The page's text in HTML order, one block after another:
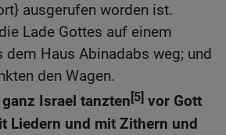
ausgerufen worden ist.
Lade Gottes auf einem
dem Haus Abinadabs weg; und
den Wagen.
Israel tanzten [5] vor Gott
Liedern und mit Zithern und